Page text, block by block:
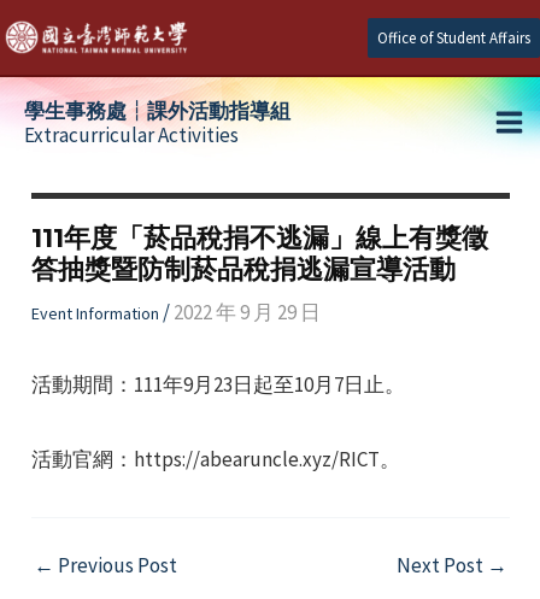
Skip
to
content
Office of Student Affairs
學生事務處┆課外活動指導組
Extracurricular Activities
111年度「菸品稅捐不逃漏」線上有獎徵
答抽獎暨防制菸品稅捐逃漏宣導活動
Event Information /2022 年 9 月 29 日
活動期間：111年9月23日起至10月7日止。
活動官網：https://abearuncle.xyz/RICT。
Post
← Previous Post Next Post →